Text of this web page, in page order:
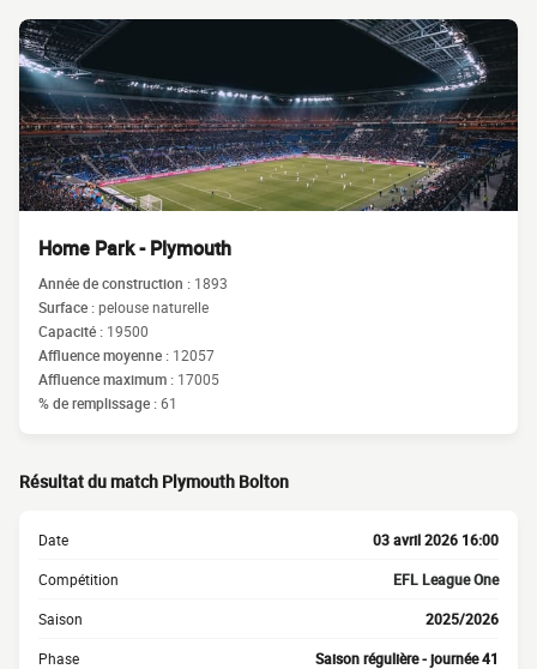
Home Park - Plymouth
Année de construction : 1893
Surface :pelouse naturelle
Capacité : 19500
Affluence moyenne : 12057
Affluence maximum : 17005
% de remplissage :61
Résultat du match Plymouth Bolton
Date 03 avril 2026 16:00
Compétition EFL League One
Saison 2025/2026
Phase Saison régulière - journée 41